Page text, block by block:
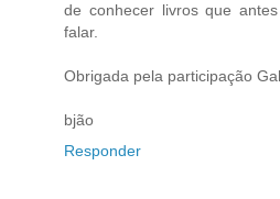
de conhecer livros que
falar.
Obrigada pela participação
bjão
Responder